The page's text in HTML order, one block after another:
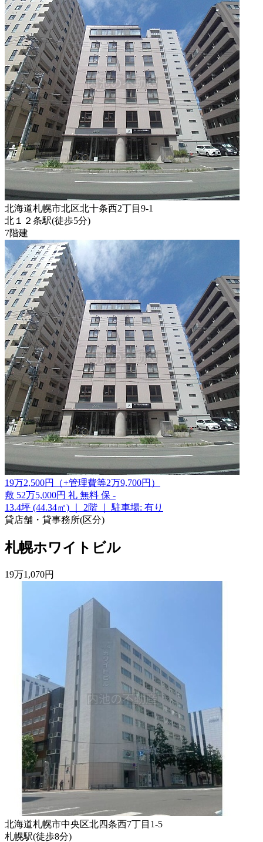
北海道札幌市北区北十条西2丁目9-1
北１２条駅(徒歩5分)
7階建
19万2,500円 （+管理費等2万9,700円 ）
敷 52万5,000円 礼 無料 保 -
13.4坪 (44.34㎡)
2階
駐車場: 有り
貸店舗・貸事務所(区分)
札幌ホワイトビル
19万1,070円
北海道札幌市中央区北四条西7丁目1-5
札幌駅(徒歩8分)